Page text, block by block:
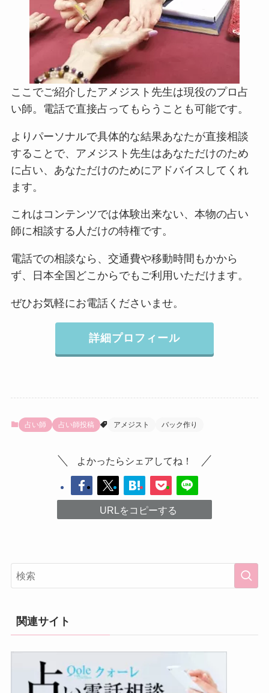
ここでご紹介したアメジスト先生は現役のプロ占
い師。電話で直接占ってもらうことも可能です。
よりパーソナルで具体的な結果あなたが直接相談
することで、アメジスト先生はあなただけのため
に占い、あなただけのためにアドバイスしてくれ
ます。
これはコンテンツでは体験出来ない、本物の占い
師に相談する人だけの特権です。
電話での相談なら、交通費や移動時間もかから
ず、日本全国どこからでもご利用いただけます。
ぜひお気軽にお電話くださいませ。
詳細プロフィール
占い師 占い師投稿 アメジスト バック作り
よかったらシェアしてね！
URLをコピーする
関連サイト